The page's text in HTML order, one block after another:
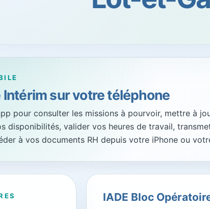
Intérim sur votre téléphone
pour consulter les missions à pourvoir, mettre à
disponibilités, valider vos heures de travail,
à vos documents RH depuis votre iPhone ou
IADE Bloc